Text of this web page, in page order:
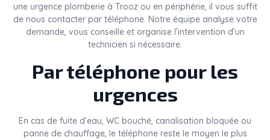
une urgence plomberie à Trooz ou en périphérie, il vous suffit
de nous contacter par téléphone. Notre équipe analyse votre
demande, vous conseille et organise l’intervention d’un
technicien si nécessaire.
Par téléphone pour les
urgences
En cas de fuite d’eau, WC bouché, canalisation bloquée ou
panne de chauffage, le téléphone reste le moyen le plus